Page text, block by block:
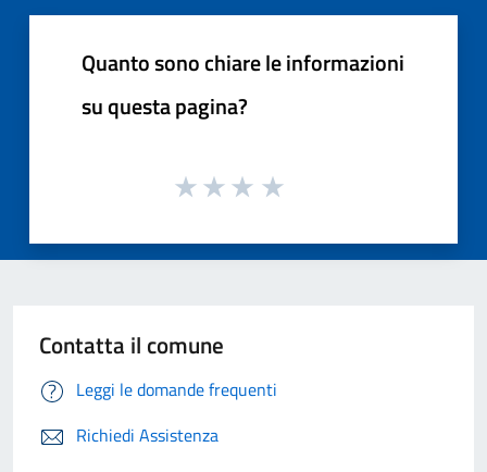
Quanto sono chiare le informazioni
su questa pagina?
Contatta il comune
Leggi le domande frequenti
Richiedi Assistenza